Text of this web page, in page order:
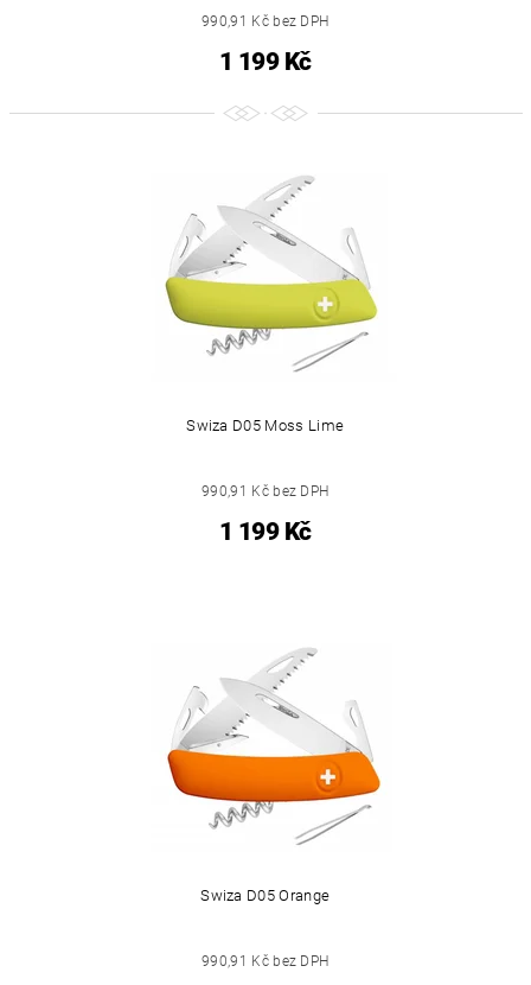
990,91 Kč bez DPH
1 199 Kč
Swiza D05 Moss Lime
990,91 Kč bez DPH
1 199 Kč
Swiza D05 Orange
990,91 Kč bez DPH